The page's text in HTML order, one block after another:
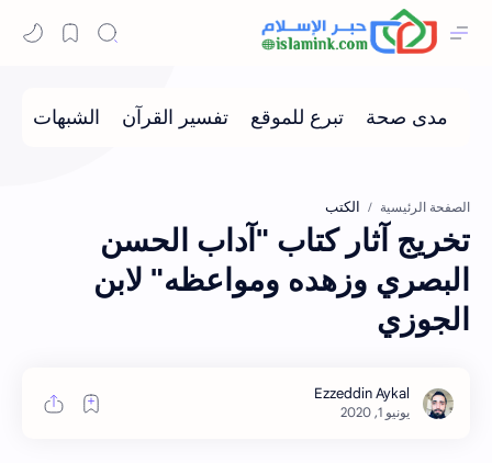
الصفحة الرئيسية الكتب
تخريج آثار كتاب "آداب الحسن
البصري وزهده ومواعظه" لابن
الجوزي